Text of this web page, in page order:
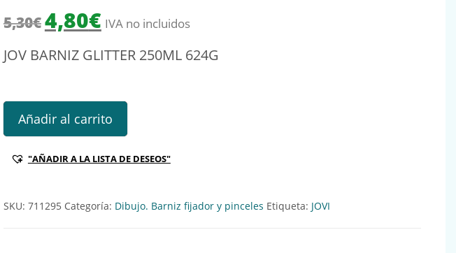
5,30€ El precio original era: 5,30€.
4,80€El precio actual es: 4,80€.
IVA no incluidos
JOV BARNIZ GLITTER 250ML 624G
JOV BARNIZ GLITTER 250ML 624G Ref:711295 cantidad
Añadir al carrito
"AÑADIR A LA LISTA DE DESEOS"
SKU: 711295 Categoría: Dibujo. Barniz fijador y pinceles Etiqueta: JOVI